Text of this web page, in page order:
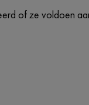
of ze voldoen